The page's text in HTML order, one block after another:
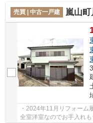
売買 | 中古一戸建
嵐山
・2024年11月リフォーム
全室洋室なのでお手入れ